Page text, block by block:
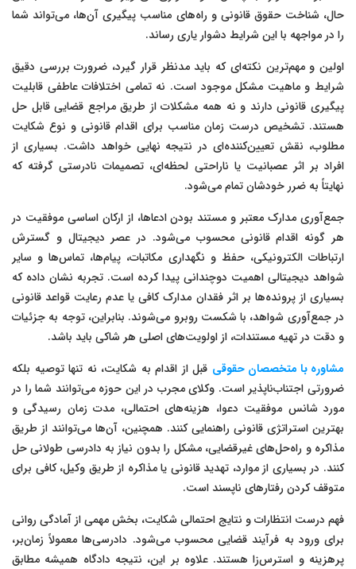
حال، شناخت حقوق قانونی و راه‌های مناسب پیگیری آن‌ها، می‌تواند شما
را در مواجهه با این شرایط دشوار یاری رساند.
اولین و مهم‌ترین نکته‌ای که باید مدنظر قرار گیرد، ضرورت بررسی دقیق
شرایط و ماهیت مشکل موجود است. نه تمامی اختلافات عاطفی قابلیت
پیگیری قانونی دارند و نه همه مشکلات از طریق مراجع قضایی قابل حل
هستند. تشخیص درست زمان مناسب برای اقدام قانونی و نوع شکایت
مطلوب، نقش تعیین‌کننده‌ای در نتیجه نهایی خواهد داشت. بسیاری از
افراد بر اثر عصبانیت یا ناراحتی لحظه‌ای، تصمیمات نادرستی گرفته که
نهایتاً به ضرر خودشان تمام می‌شود.
جمع‌آوری مدارک معتبر و مستند بودن ادعاها، از ارکان اساسی موفقیت در
هر گونه اقدام قانونی محسوب می‌شود. در عصر دیجیتال و گسترش
ارتباطات الکترونیکی، حفظ و نگهداری مکاتبات، پیام‌ها، تماس‌ها و سایر
شواهد دیجیتالی اهمیت دوچندانی پیدا کرده است. تجربه نشان داده که
بسیاری از پرونده‌ها بر اثر فقدان مدارک کافی یا عدم رعایت قواعد قانونی
در جمع‌آوری شواهد، با شکست روبرو می‌شوند. بنابراین، توجه به جزئیات
و دقت در تهیه مستندات، از اولویت‌های اصلی هر شاکی باید باشد.
مشاوره با متخصصان حقوقی قبل از اقدام به شکایت، نه تنها توصیه بلکه
ضرورتی اجتناب‌ناپذیر است. وکلای مجرب در این حوزه می‌توانند شما را در
مورد شانس موفقیت دعوا، هزینه‌های احتمالی، مدت زمان رسیدگی و
بهترین استراتژی قانونی راهنمایی کنند. همچنین، آن‌ها می‌توانند از طریق
مذاکره و راه‌حل‌های غیرقضایی، مشکل را بدون نیاز به دادرسی طولانی حل
کنند. در بسیاری از موارد، تهدید قانونی یا مذاکره از طریق وکیل، کافی برای
متوقف کردن رفتارهای ناپسند است.
فهم درست انتظارات و نتایج احتمالی شکایت، بخش مهمی از آمادگی روانی
برای ورود به فرآیند قضایی محسوب می‌شود. دادرسی‌ها معمولاً زمان‌بر،
پرهزینه و استرس‌زا هستند. علاوه بر این، نتیجه دادگاه همیشه مطابق